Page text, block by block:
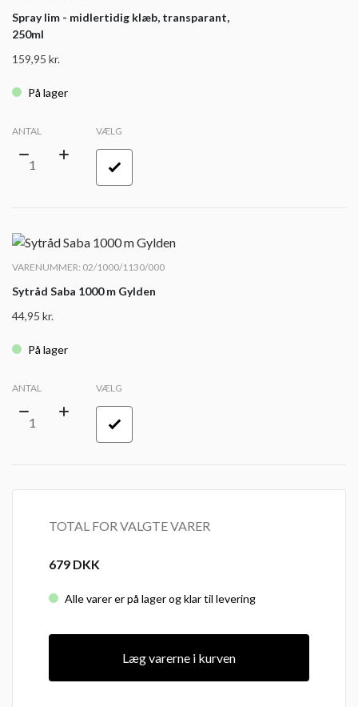
Spray lim - midlertidig klæb, transparant,
250ml
159,95 kr.
På lager
ANTAL VÆLG
VARENUMMER: 02/1000/1130/000
Sytråd Saba 1000 m Gylden
44,95 kr.
På lager
ANTAL VÆLG
TOTAL FOR VALGTE VARER
679 DKK
Alle varer er på lager og klar til levering
Læg varerne i kurven